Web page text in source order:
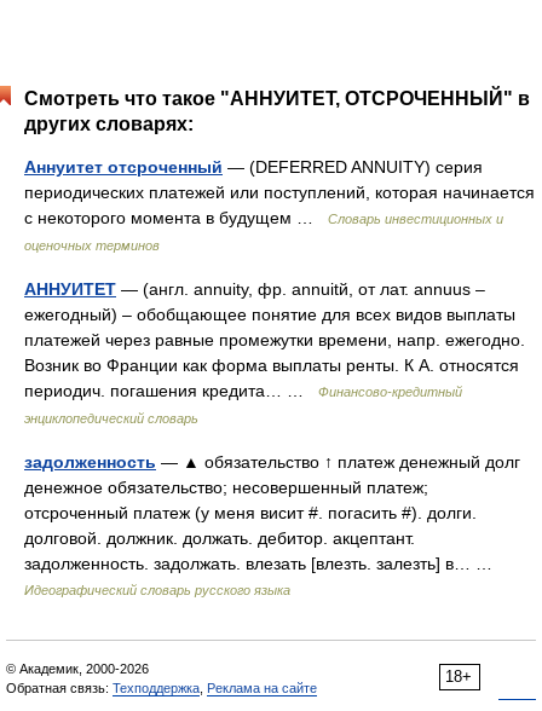
Смотреть что такое "АННУИТЕТ, ОТСРОЧЕННЫЙ" в
других словарях:
Аннуитет отсроченный — (DEFERRED ANNUITY) серия
периодических платежей или поступлений, которая начинается
с некоторого момента в будущем …
Словарь инвестиционных и
оценочных терминов
АННУИТЕТ — (англ. annuity, фр. annuitй, от лат. annuus –
ежегодный) – обобщающее понятие для всех видов выплаты
платежей через равные промежутки времени, напр. ежегодно.
Возник во Франции как форма выплаты ренты. К А. относятся
периодич. погашения кредита… …
Финансово-кредитный
энциклопедический словарь
задолженность — ▲ обязательство ↑ платеж денежный долг
денежное обязательство; несовершенный платеж;
отсроченный платеж (у меня висит #. погасить #). долги.
долговой. должник. должать. дебитор. акцептант.
задолженность. задолжать. влезать [влезть. залезть] в… …
Идеографический словарь русского языка
18+
© Академик, 2000-2026
Обратная связь: Техподдержка Реклама на сайте